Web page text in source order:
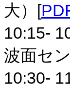
大）[
10:15-
波面セ
10:30-